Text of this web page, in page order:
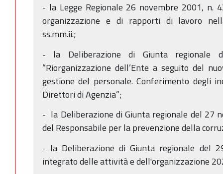
- la Legge Regionale 26 novembre 2001, n.
organizzazione e di rapporti di lavoro
ss.mm.ii.;
- la Deliberazione di Giunta
“Riorganizzazione dell’Ente a seguito del
gestione del personale. Conferimento degli
Direttori di Agenzia”;
- la Deliberazione di Giunta regionale del 27
del Responsabile per la prevenzione della
- la Deliberazione di Giunta regionale del
integrato delle attività e dell'organizzazione